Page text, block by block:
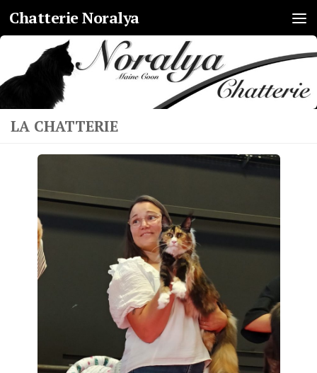
Skip to content
Chatterie Noralya
LA CHATTERIE